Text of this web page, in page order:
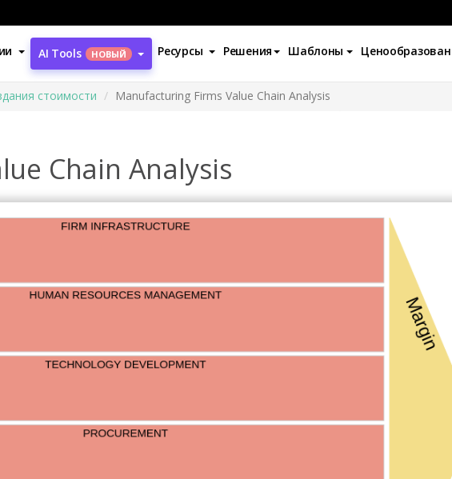
AI Tools НОВЫЙ Ресурсы Решения Шаблоны
стоимости Manufacturing Firms Value Chain Analysis
Chain Analysis